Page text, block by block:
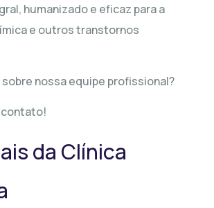
humanizado e eficaz para a
e outros transtornos
sobre nossa equipe profissional?
da Clínica